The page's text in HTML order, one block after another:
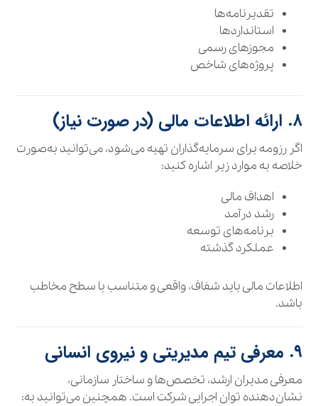
تقدیرنامه‌ها
استانداردها
مجوزهای رسمی
پروژه‌های شاخص
۸. ارائه اطلاعات مالی (در صورت نیاز)
اگر رزومه برای سرمایه‌گذاران تهیه می‌شود، می‌توانید به‌صورت
خلاصه به موارد زیر اشاره کنید:
اهداف مالی
رشد درآمد
برنامه‌های توسعه
عملکرد گذشته
اطلاعات مالی باید شفاف، واقعی و متناسب با سطح مخاطب
باشد.
۹. معرفی تیم مدیریتی و نیروی انسانی
معرفی مدیران ارشد، تخصص‌ها و ساختار سازمانی،
نشان‌دهنده توان اجرایی شرکت است. همچنین می‌توانید به: